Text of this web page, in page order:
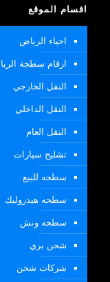
اقسام الموقع
احياء الرياض
ارقام سطجة
النقل الخارجي
النقل الداخلي
النقل العام
تشليح سيارات
سطحه للبيع
سطحه هيدروليك
سطحه ونش
شحن بري
شركات شحن